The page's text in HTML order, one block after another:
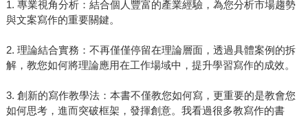
1. 專業視角分析：結合個人豐富的產業經驗，為您分析市場趨勢
與文案寫作的重要關鍵。
2. 理論結合實務：不再僅僅停留在理論層面，透過具體案例的拆
解，教您如何將理論應用在工作場域中，提升學習寫作的成效。
3. 創新的寫作教學法：本書不僅教您如何寫，更重要的是教會您
如何思考，進而突破框架，發揮創意。我看過很多教寫作的書